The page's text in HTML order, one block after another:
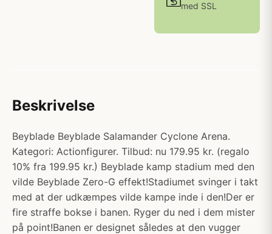
med SSL
Beskrivelse
Beyblade Beyblade Salamander Cyclone Arena.
Kategori: Actionfigurer. Tilbud: nu 179.95 kr. (regalo
10% fra 199.95 kr.) Beyblade kamp stadium med den
vilde Beyblade Zero-G effekt!Stadiumet svinger i takt
med at der udkæmpes vilde kampe inde i den!Der er
fire straffe bokse i banen. Ryger du ned i dem mister
på point!Banen er designet således at den vugger